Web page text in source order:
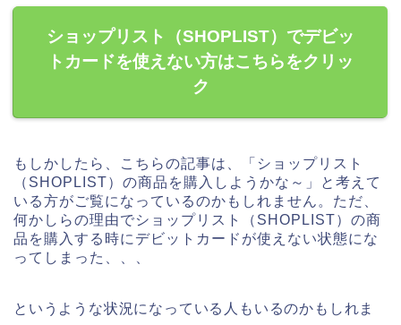
ショップリスト（SHOPLIST）でデビッ
トカードを使えない方はこちらをクリッ
ク
もしかしたら、こちらの記事は、「ショップリスト
（SHOPLIST）の商品を購入しようかな～」と考えて
いる方がご覧になっているのかもしれません。ただ、
何かしらの理由でショップリスト（SHOPLIST）の商
品を購入する時にデビットカードが使えない状態にな
ってしまった、、、
というような状況になっている人もいるのかもしれま